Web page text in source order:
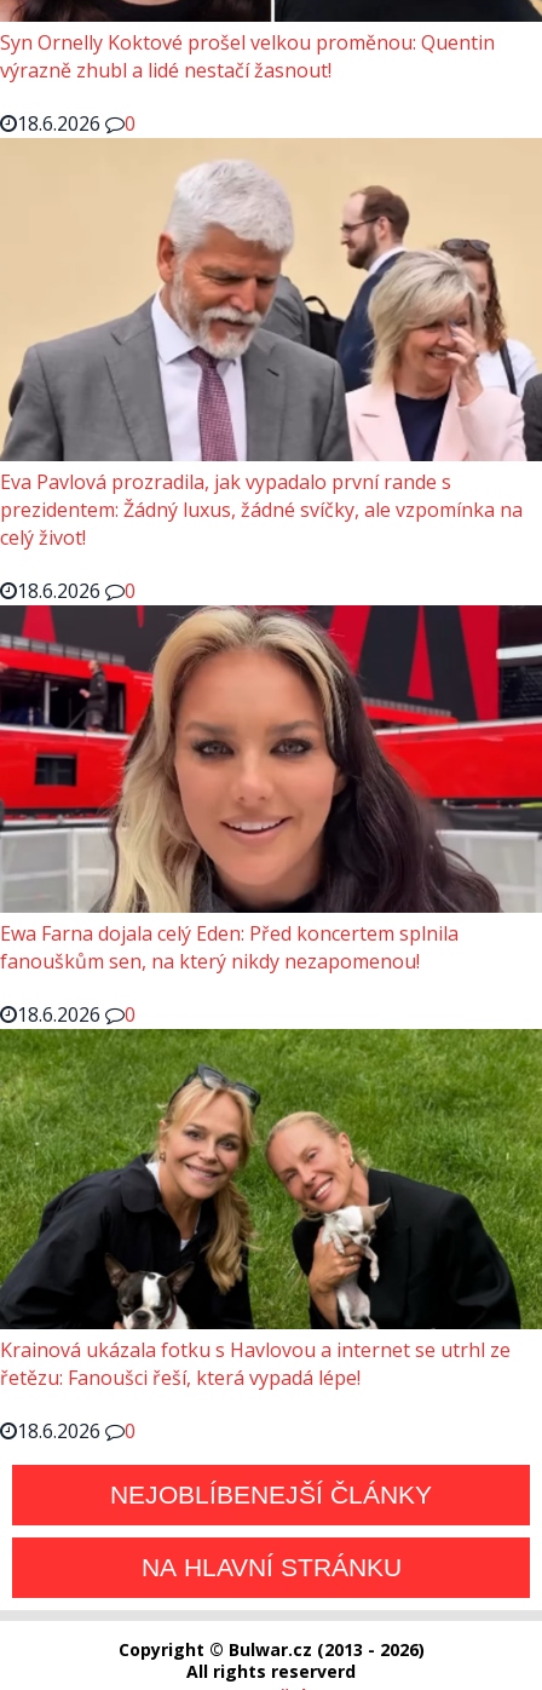
Syn Ornelly Koktové prošel velkou proměnou: Quentin
výrazně zhubl a lidé nestačí žasnout!
18.6.2026
0
Eva Pavlová prozradila, jak vypadalo první rande s
prezidentem: Žádný luxus, žádné svíčky, ale vzpomínka na
celý život!
18.6.2026
0
Ewa Farna dojala celý Eden: Před koncertem splnila
fanouškům sen, na který nikdy nezapomenou!
18.6.2026
0
Krainová ukázala fotku s Havlovou a internet se utrhl ze
řetězu: Fanoušci řeší, která vypadá lépe!
18.6.2026
0
NEJOBLÍBENEJŠÍ ČLÁNKY
NA HLAVNÍ STRÁNKU
Copyright © Bulwar.cz (2013 - 2026)
All rights reserverd